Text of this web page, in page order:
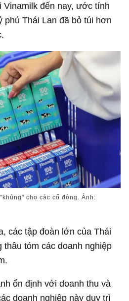
Vinamilk đến nay, ước tính
phú Thái Lan đã bỏ túi hơn
cho các cổ đông. Ảnh:
các tập đoàn lớn của Thái
thâu tóm các doanh nghiệp
ổn định với doanh thu và
doanh nghiệp này duy trì